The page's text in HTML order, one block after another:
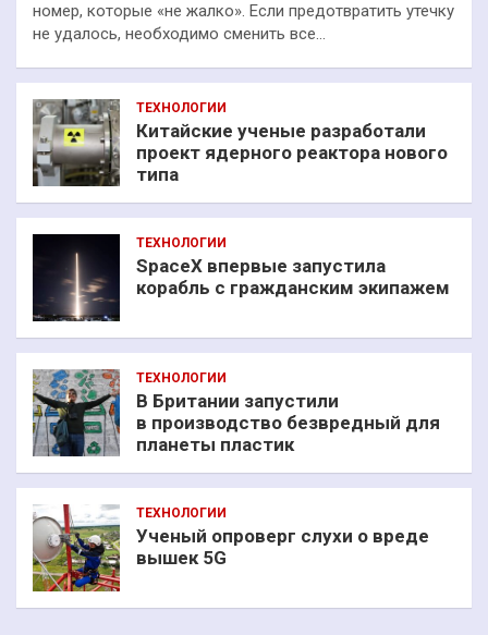
номер, которые «не жалко». Если предотвратить утечку
не удалось, необходимо сменить все…
ТЕХНОЛОГИИ
Китайские ученые разработали
проект ядерного реактора нового
типа
ТЕХНОЛОГИИ
SpaceX впервые запустила
корабль с гражданским экипажем
ТЕХНОЛОГИИ
В Британии запустили
в производство безвредный для
планеты пластик
ТЕХНОЛОГИИ
Ученый опроверг слухи о вреде
вышек 5G